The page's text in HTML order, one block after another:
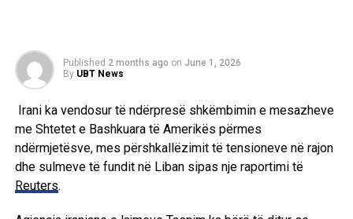
Published 2 months ago on June 1, 2026
By UBT News
Irani ka vendosur të ndërpresë shkëmbimin e mesazheve
me Shtetet e Bashkuara të Amerikës përmes
ndërmjetësve, mes përshkallëzimit të tensioneve në rajon
dhe sulmeve të fundit në Liban sipas nje raportimi të
Reuters.